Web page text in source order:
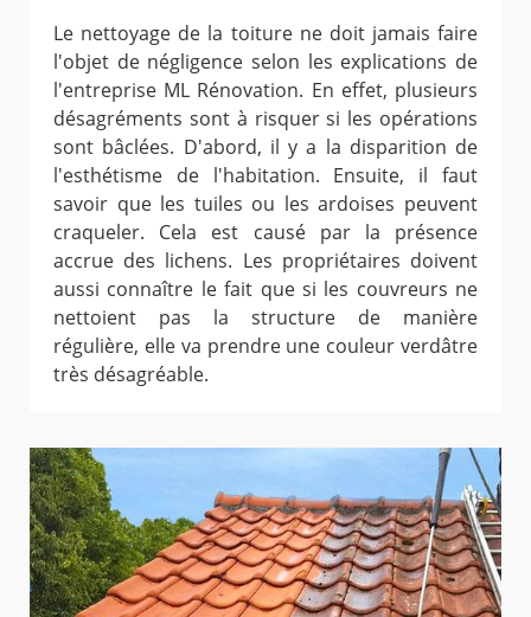
Le nettoyage de la toiture ne doit jamais faire
l'objet de négligence selon les explications de
l'entreprise ML Rénovation. En effet, plusieurs
désagréments sont à risquer si les opérations
sont bâclées. D'abord, il y a la disparition de
l'esthétisme de l'habitation. Ensuite, il faut
savoir que les tuiles ou les ardoises peuvent
craqueler. Cela est causé par la présence
accrue des lichens. Les propriétaires doivent
aussi connaître le fait que si les couvreurs ne
nettoient pas la structure de manière
régulière, elle va prendre une couleur verdâtre
très désagréable.